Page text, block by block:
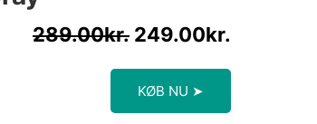
289.00kr. var:
289.00kr..
249.00kr.
KØB NU ➤